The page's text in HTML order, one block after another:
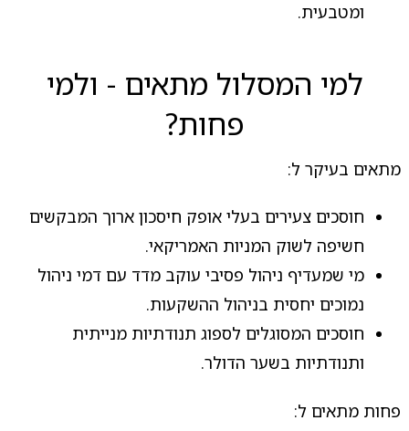
ומטבעית.
למי המסלול מתאים - ולמי
פחות?
מתאים בעיקר ל:
חוסכים צעירים בעלי אופק חיסכון ארוך המבקשים
חשיפה לשוק המניות האמריקאי.
מי שמעדיף ניהול פסיבי עוקב מדד עם דמי ניהול
נמוכים יחסית בניהול ההשקעות.
חוסכים המסוגלים לספוג תנודתיות מנייתית
ותנודתיות בשער הדולר.
פחות מתאים ל: